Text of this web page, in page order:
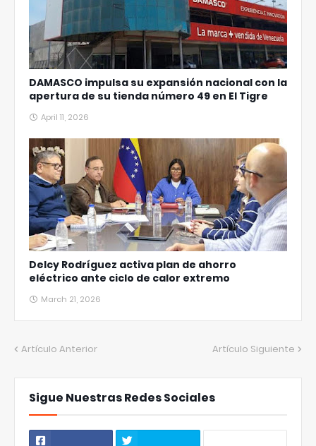
DAMASCO impulsa su expansión nacional con la
apertura de su tienda número 49 en El Tigre
April 11, 2026
Delcy Rodríguez activa plan de ahorro
eléctrico ante ciclo de calor extremo
March 21, 2026
Artículo Anterior Artículo Siguiente
Sigue Nuestras Redes Sociales